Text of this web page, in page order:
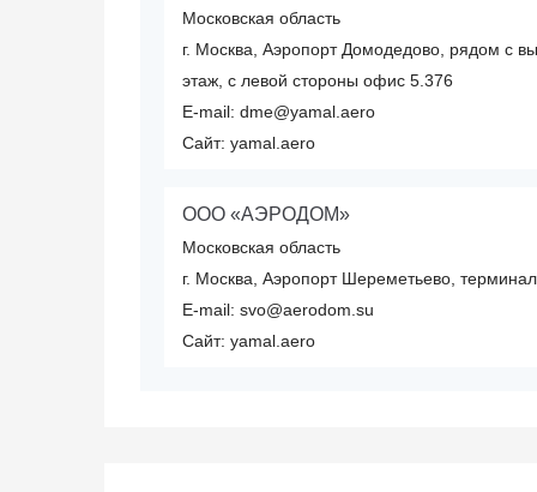
Московская область
г. Москва, Аэропорт Домодедово, рядом с
этаж, с левой стороны офис 5.376
E-mail: dme@yamal.aero
Сайт: yamal.aero
ООО «АЭРОДОМ»
Московская область
г. Москва, Аэропорт Шереметьево,
E-mail: svo@aerodom.su
Сайт: yamal.aero